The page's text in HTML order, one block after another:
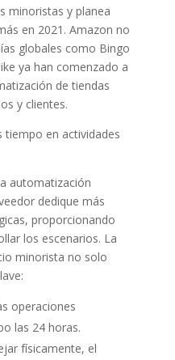
minoristas y planea
en 2021. Amazon no
globales como Bingo
ya han comenzado a
de tiendas
y clientes.
en actividades
automatización
dedique más
proporcionando
los escenarios. La
minorista no solo
operaciones
las 24 horas.
físicamente, el